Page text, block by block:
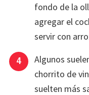
fondo de la
agregar el
servir con
Algunos
chorrito de
suelten más